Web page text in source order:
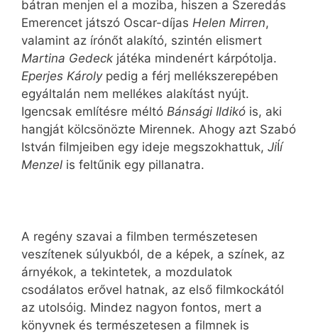
bátran menjen el a moziba, hiszen a Szeredás
Emerencet játszó Oscar-díjas Helen Mirren,
valamint az írónőt alakító, szintén elismert
Martina Gedeck játéka mindenért kárpótolja.
Eperjes Károly pedig a férj mellékszerepében
egyáltalán nem mellékes alakítást nyújt.
Igencsak említésre méltó Bánsági Ildikó is, aki
hangját kölcsönözte Mirennek. Ahogy azt Szabó
István filmjeiben egy ideje megszokhattuk, JiÍí
Menzel is feltűnik egy pillanatra.
A regény szavai a filmben természetesen
veszítenek súlyukból, de a képek, a színek, az
árnyékok, a tekintetek, a mozdulatok
csodálatos erővel hatnak, az első filmkockától
az utolsóig. Mindez nagyon fontos, mert a
könyvnek és természetesen a filmnek is